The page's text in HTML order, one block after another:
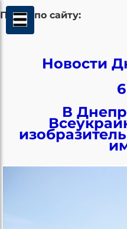
Поиск по сайту:
Новости
В